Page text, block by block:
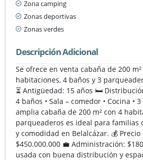
Zona camping
Zonas deportivas
Zonas verdes
Descripción Adicional
Se ofrece en venta cabaña de 200
habitaciones, 4 baños y 3
⏳ Antigüedad: 15 años 🛏️
4 baños • Sala – comedor • Cocina •
amplia cabaña de 200 m² con 4
parqueaderos es ideal para familias
y comodidad en Belalcázar. 💰 Precio
$450.000.000 💼 Administración:
usada con buena distribución y